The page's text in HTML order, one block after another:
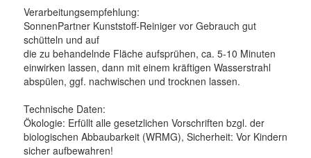
Verarbeitungsempfehlung:
SonnenPartner Kunststoff-Reiniger vor Gebrauch gut
schütteln und auf
die zu behandelnde Fläche aufsprühen, ca. 5-10 Minuten
einwirken lassen, dann mit einem kräftigen Wasserstrahl
abspülen, ggf. nach­wischen und trocknen lassen.
Technische Daten:
Ökologie: Erfüllt alle gesetzlichen Vorschriften bzgl. der
biologischen ­Abbaubarkeit (WRMG), Sicherheit: Vor Kindern
sicher aufbewahren!